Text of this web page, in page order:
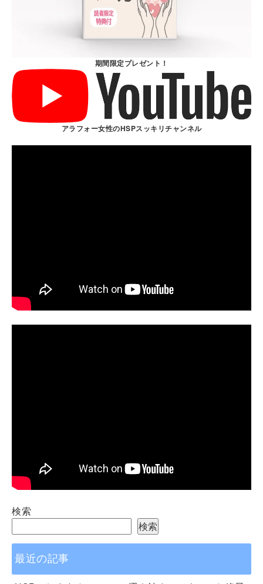
期間限定プレゼント！
アラフォー女性のHSPスッキリチャンネル
検索
検索
最近の記事